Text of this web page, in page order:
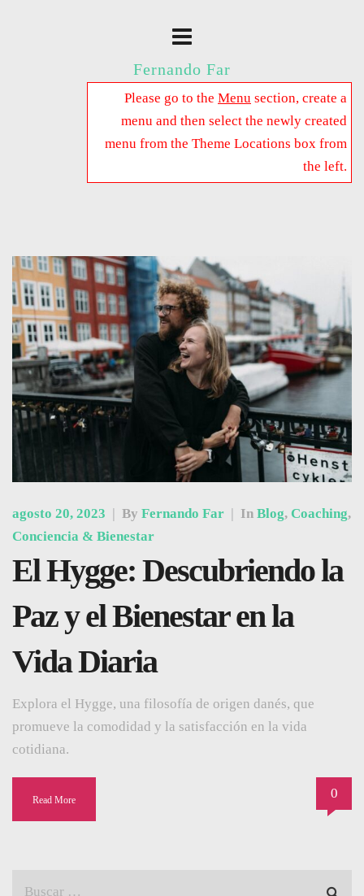
Fernando Far
Please go to the Menu section, create a
menu and then select the newly created
menu from the Theme Locations box from
the left.
agosto 20, 2023 | By Fernando Far | In Blog, Coaching,
Conciencia & Bienestar
El Hygge: Descubriendo la
Paz y el Bienestar en la
Vida Diaria
Explora el Hygge, una filosofía de origen danés, que
promueve la comodidad y la satisfacción en la vida
cotidiana.
Read More 0